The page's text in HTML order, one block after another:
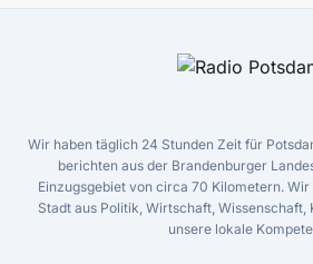
Wir haben täglich 24 Stunden Zeit für
berichten aus der Brandenburger
Einzugsgebiet von circa 70 Kilometern. Wir
Stadt aus Politik, Wirtschaft, Wissenschaft,
unsere lokale